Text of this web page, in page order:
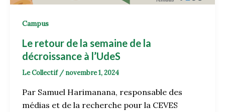
Campus
Le retour de la semaine de la
décroissance à l’UdeS
Le Collectif / novembre 1, 2024
Par Samuel Harimanana, responsable des
médias et de la recherche pour la CEVES